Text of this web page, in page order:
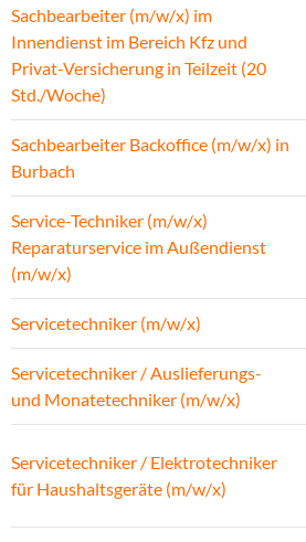
Sachbearbeiter (m/w/x) im
Innendienst im Bereich Kfz und
Privat-Versicherung in Teilzeit (20
Std./Woche)
Sachbearbeiter Backoffice (m/w/x) in
Burbach
Service-Techniker (m/w/x)
Reparaturservice im Außendienst
(m/w/x)
Servicetechniker (m/w/x)
Servicetechniker / Auslieferungs-
und Monatetechniker (m/w/x)
Servicetechniker / Elektrotechniker
für Haushaltsgeräte (m/w/x)